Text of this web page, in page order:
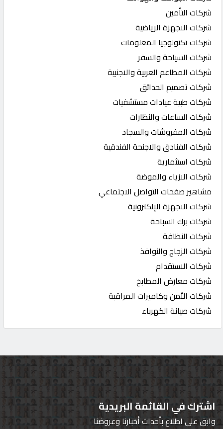
شركات التأمين
شركات الاجهزة الرياضية
شركات تكنولوجيا المعلومات
شركات السياحة والسفر
شركات المطاعم العربية والاجنبية
شركات تصميم الحدائق
شركات طبية عيادات مستشفيات
شركات الساعات والنظارات
شركات المفروشات والسجاد
شركات الفنادق والاجنحة الفندقية
شركات استثمارية
شركات الازياء والموضة
مشاهير صفحات التواصل الاجتماعي
شركات الاجهزة الإلكترونية
شركات برك السباحة
شركات النظافة
شركات الزجاج والنوافذ
شركات الاستقدام
شركات معارض المطابخ
شركات الأمن وكاميرات المراقبة
شركات صيانة الكهرباء
اشترك في القائمة البريدية
وابق على اطلاع بأحداث أخبارنا وعروضنا